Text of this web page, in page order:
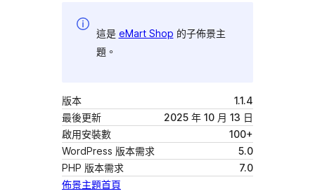
這是 eMart Shop 的子佈景主
題。
版本
1.1.4
最後更新
2025 年 10 月 13 日
啟用安裝數
100+
WordPress 版本需求
5.0
PHP 版本需求
7.0
佈景主題首頁